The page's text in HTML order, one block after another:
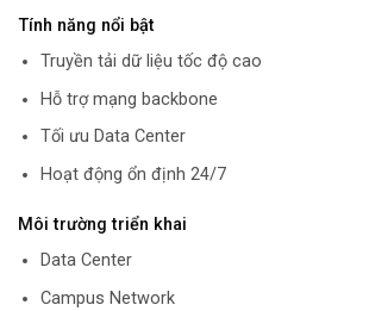
Tính năng nổi bật
Truyền tải dữ liệu tốc độ cao
Hỗ trợ mạng backbone
Tối ưu Data Center
Hoạt động ổn định 24/7
Môi trường triển khai
Data Center
Campus Network